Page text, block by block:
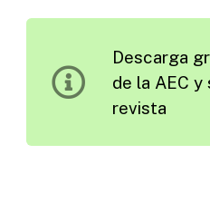
Descarga
de la AEC
revista